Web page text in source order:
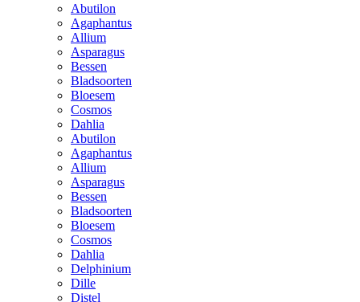
Abutilon
Agaphantus
Allium
Asparagus
Bessen
Bladsoorten
Bloesem
Cosmos
Dahlia
Abutilon
Agaphantus
Allium
Asparagus
Bessen
Bladsoorten
Bloesem
Cosmos
Dahlia
Delphinium
Dille
Distel